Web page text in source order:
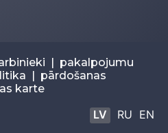
| pakalpojumu
| pārdošanas
karte
LV RU EN